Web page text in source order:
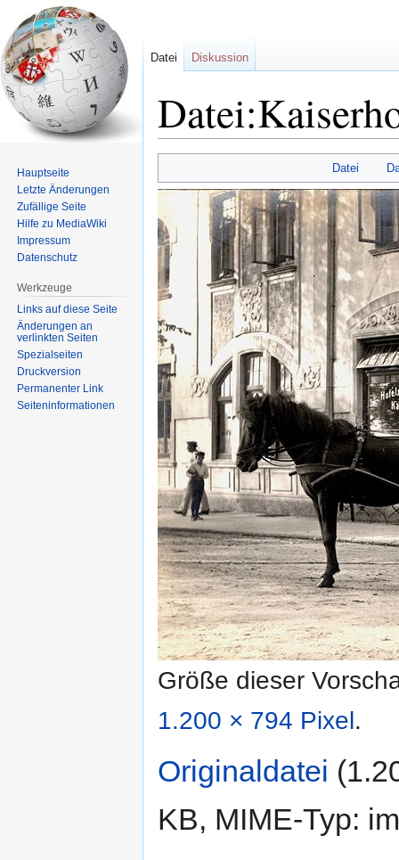
Navigation
springen
Suche
springen
Datei
Größe dieser
1.200 × 794 Pixel.
Originaldatei
KB, MIME-Typ:
Datei Diskussion
Hauptseite
Letzte Änderungen
Zufällige Seite
Hilfe zu MediaWiki
Impressum
Datenschutz
Werkzeuge
Links auf diese Seite
Änderungen an
verlinkten Seiten
Spezialseiten
Druckversion
Permanenter Link
Seiten­informationen